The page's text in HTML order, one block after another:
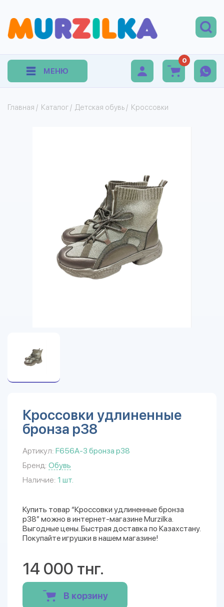
МЕНЮ
0
Главная / Каталог / Детская обувь / Кроссовки
Кроссовки удлиненные
бронза р38
Артикул: F656A-3 бронза р38
Бренд: Обувь
Наличие: 1 шт.
Купить товар “Кроссовки удлиненные бронза
р38” можно в интернет-магазине Murzilka.
Выгодные цены. Быстрая доставка по Казахстану.
Покупайте игрушки в нашем магазине!
14 000 тнг.
В корзину